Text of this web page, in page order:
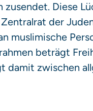
Diese
der
muslimische
beträgt
damit zwischen